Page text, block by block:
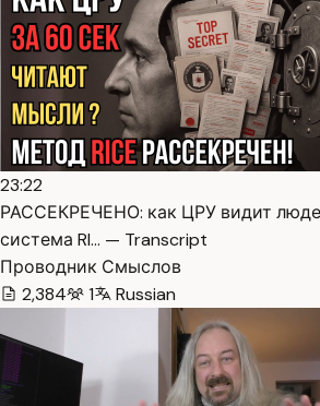
23:22
РАССЕКРЕЧЕНО: как ЦРУ видит
система RI… — Transcript
Проводник Смыслов
2,384
1 Russian